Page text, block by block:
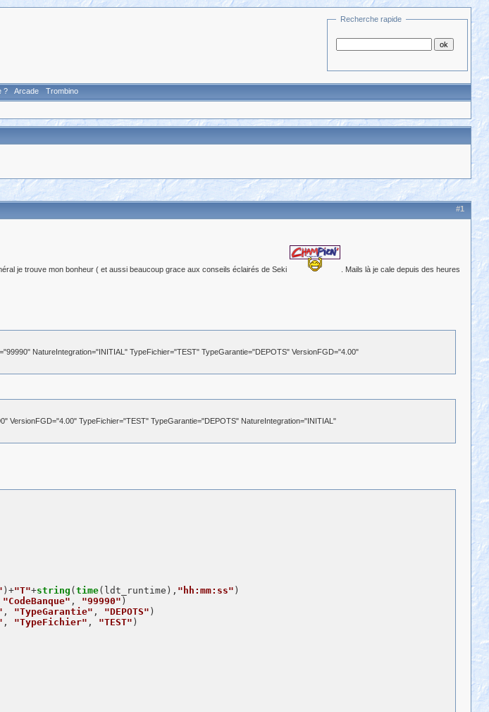
Recherche rapide
? Arcade Trombino
#1
je trouve mon bonheur ( et aussi beaucoup grace aux conseils éclairés de Seki . Mails là je cale depuis des heures
NatureIntegration="INITIAL" TypeFichier="TEST" TypeGarantie="DEPOTS" VersionFGD="4.00"
VersionFGD="4.00" TypeFichier="TEST" TypeGarantie="DEPOTS" NatureIntegration="INITIAL"
)+"T"+string ( time(ldt_runtime), "hh:mm:ss" )
"CodeBanque" , "99990" )
, "TypeGarantie" , "DEPOTS" )
, "TypeFichier" , "TEST" )